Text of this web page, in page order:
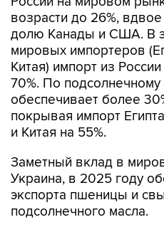
возрасти до 26%,
долю Канады и США. В
мировых импортеров
Китая) импорт из
70%. По подсолнечному
обеспечивает более
покрывая импорт
и Китая на 55%.
Заметный вклад в
Украина, в 2025 году
экспорта пшеницы и
подсолнечного масла.